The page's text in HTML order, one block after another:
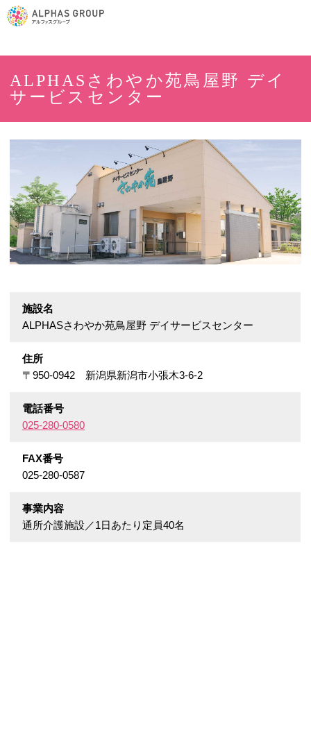
ALPHASさわやか苑鳥屋野 デイ
サービスセンター
施設名
ALPHASさわやか苑鳥屋野 デイサービスセンター
住所
〒950-0942 新潟県新潟市小張木3-6-2
電話番号
025-280-0580
FAX番号
025-280-0587
事業内容
通所介護施設／1日あたり定員40名